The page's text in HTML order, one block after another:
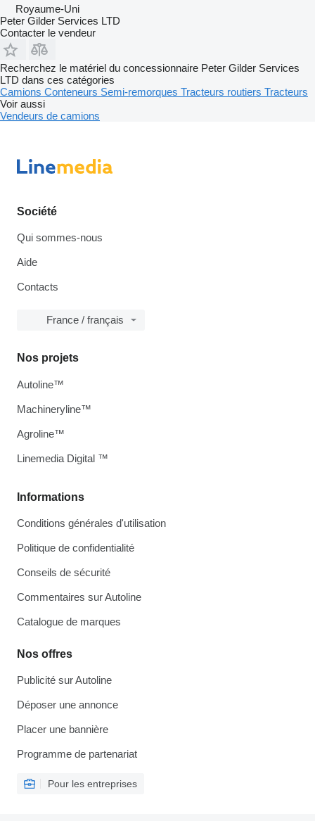
Royaume-Uni
Peter Gilder Services LTD
Contacter le vendeur
Recherchez le matériel du concessionnaire Peter Gilder Services
LTD dans ces catégories
Camions Conteneurs Semi-remorques Tracteurs routiers Tracteurs
Voir aussi
Vendeurs de camions
Société
Qui sommes-nous
Aide
Contacts
France / français
Informations
Conditions générales d'utilisation
Politique de confidentialité
Conseils de sécurité
Commentaires sur Autoline
Catalogue de marques
Nos offres
Publicité sur Autoline
Déposer une annonce
Placer une bannière
Programme de partenariat
Pour les entreprises
Nos projets
Autoline™
Machineryline™
Agroline™
Linemedia Digital ™